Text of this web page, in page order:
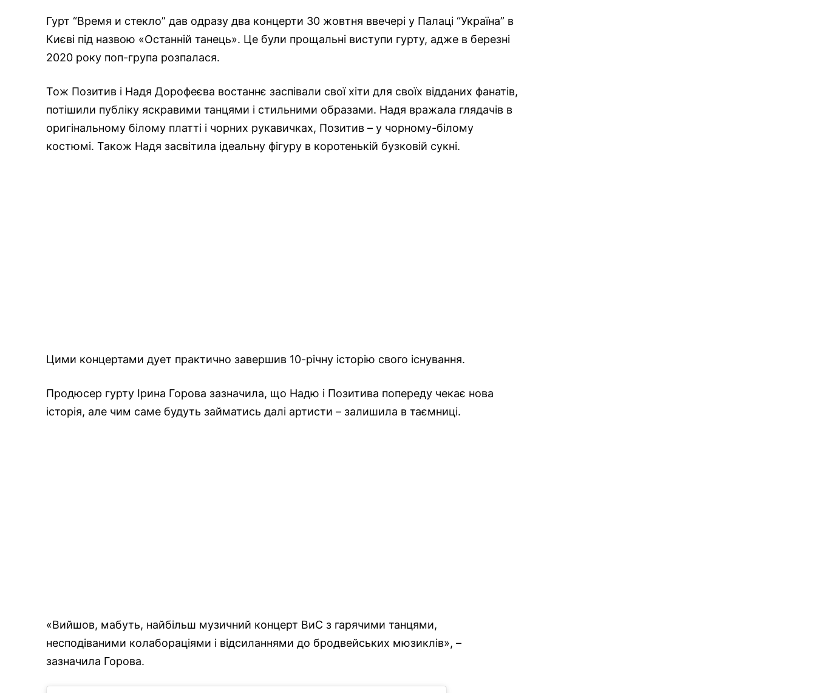
Гурт “Время и стекло” дав одразу два концерти 30 жовтня ввечері у Палаці “Україна” в
Києві під назвою «Останній танець». Це були прощальні виступи гурту, адже в березні
2020 року поп-група розпалася.
Тож Позитив і Надя Дорофеєва востаннє заспівали свої хіти для своїх відданих фанатів,
потішили публіку яскравими танцями і стильними образами. Надя вражала глядачів в
оригінальному білому платті і чорних рукавичках, Позитив – у чорному-білому
костюмі. Також Надя засвітила ідеальну фігуру в коротенькій бузковій сукні.
Цими концертами дует практично завершив 10-річну історію свого існування.
Продюсер гурту Ірина Горова зазначила, що Надю і Позитива попереду чекає нова
історія, але чим саме будуть займатись далі артисти – залишила в таємниці.
«Вийшов, мабуть, найбільш музичний концерт ВиС з гарячими танцями,
несподіваними колабораціями і відсиланнями до бродвейських мюзиклів», –
зазначила Горова.